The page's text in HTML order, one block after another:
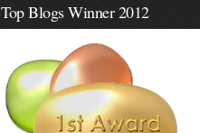
Top Blogs Winner 2012